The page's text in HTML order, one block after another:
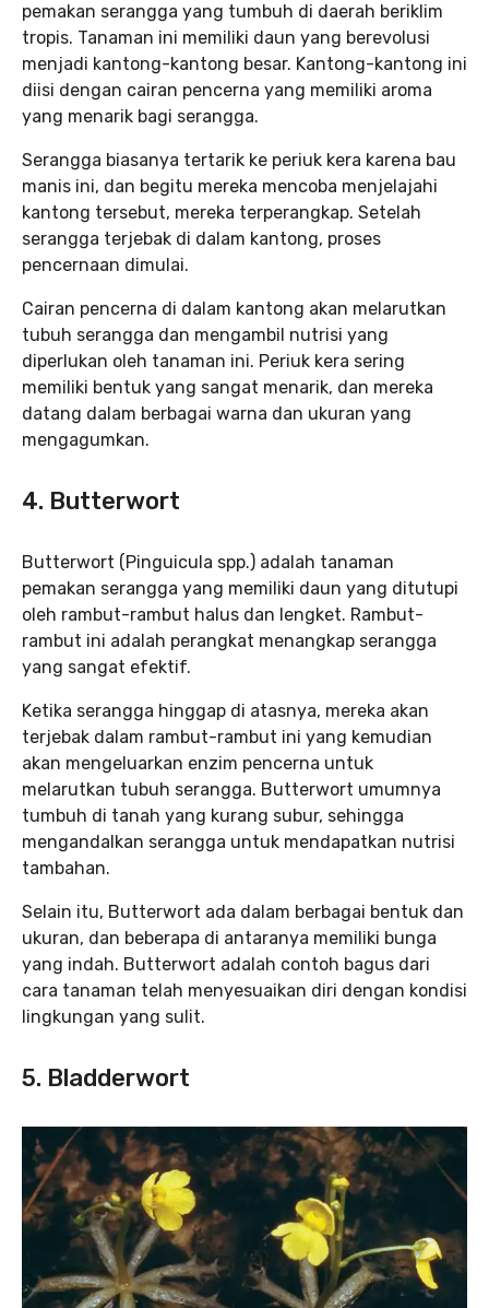
pemakan serangga yang tumbuh di daerah beriklim
tropis. Tanaman ini memiliki daun yang berevolusi
menjadi kantong-kantong besar. Kantong-kantong ini
diisi dengan cairan pencerna yang memiliki aroma
yang menarik bagi serangga.
Serangga biasanya tertarik ke periuk kera karena bau
manis ini, dan begitu mereka mencoba menjelajahi
kantong tersebut, mereka terperangkap. Setelah
serangga terjebak di dalam kantong, proses
pencernaan dimulai.
Cairan pencerna di dalam kantong akan melarutkan
tubuh serangga dan mengambil nutrisi yang
diperlukan oleh tanaman ini. Periuk kera sering
memiliki bentuk yang sangat menarik, dan mereka
datang dalam berbagai warna dan ukuran yang
mengagumkan.
4. Butterwort
Butterwort (Pinguicula spp.) adalah tanaman
pemakan serangga yang memiliki daun yang ditutupi
oleh rambut-rambut halus dan lengket. Rambut-
rambut ini adalah perangkat menangkap serangga
yang sangat efektif.
Ketika serangga hinggap di atasnya, mereka akan
terjebak dalam rambut-rambut ini yang kemudian
akan mengeluarkan enzim pencerna untuk
melarutkan tubuh serangga. Butterwort umumnya
tumbuh di tanah yang kurang subur, sehingga
mengandalkan serangga untuk mendapatkan nutrisi
tambahan.
Selain itu, Butterwort ada dalam berbagai bentuk dan
ukuran, dan beberapa di antaranya memiliki bunga
yang indah. Butterwort adalah contoh bagus dari
cara tanaman telah menyesuaikan diri dengan kondisi
lingkungan yang sulit.
5. Bladderwort